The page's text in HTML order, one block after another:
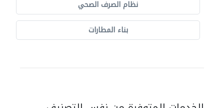
نظام الصرف الصحي
بناء المطارات